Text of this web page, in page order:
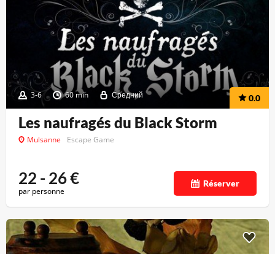
3-6 60 min Средний 0.0
Les naufragés du Black Storm
Mulsanne Escape Game
22 - 26€
par personne
Réserver